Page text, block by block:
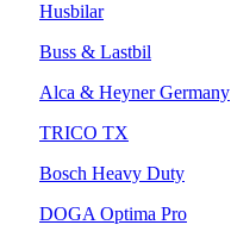
Husbilar
Buss & Lastbil
Alca & Heyner Germany
TRICO TX
Bosch Heavy Duty
DOGA Optima Pro